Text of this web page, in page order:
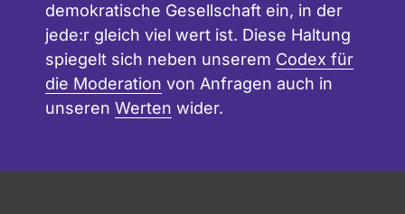
demokratische Gesellschaft ein, in der
jede:r gleich viel wert ist. Diese Haltung
spiegelt sich neben unserem Codex für
die Moderation von Anfragen auch in
unseren Werten wider.